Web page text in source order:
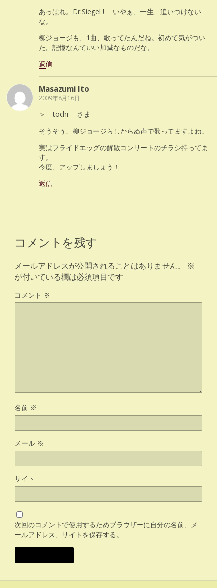
あっぱれ。Dr.Siegel ! いやぁ、一生、追いつけない
な。
柳ジョージも、1曲、歌ってたんだね。初めて気がつい
た。記憶なんていい加減なものだな。
返信
Masazumi Ito
2009年8月16日
＞ tochi さま
そうそう、柳ジョージらしからぬ声で歌ってますよね。
実はフライドエッグの解散コンサートのチラシ持ってま
す。
今度、アップしましょう！
返信
コメントを残す
メールアドレスが公開されることはありません。
※
が付いている欄は必須項目です
コメント ※
名前 ※
メール ※
サイト
次回のコメントで使用するためブラウザーに自分の名前、メ
ールアドレス、サイトを保存する。